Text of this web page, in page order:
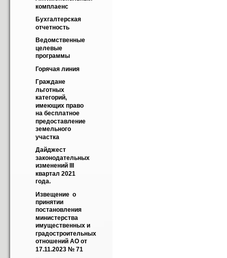
комплаенс
Бухгалтерская
отчетность
Ведомственные
целевые
программы
Горячая линия
Граждане
льготных
категорий,
имеющих право
на бесплатное
предоставление
земельного
участка
Дайджест
законодательных
изменений III
квартал 2021
года.
Извещение  о
принятии
постановления
министерства
имущественных и
градостроительных
отношений АО от
17.11.2023 № 71